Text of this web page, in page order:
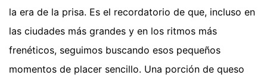
la era de la prisa. Es el recordatorio de que, incluso en
las ciudades más grandes y en los ritmos más
frenéticos, seguimos buscando esos pequeños
momentos de placer sencillo. Una porción de queso